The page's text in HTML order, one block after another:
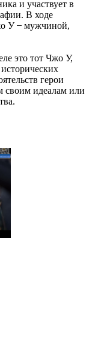
и участвует в
В ходе
У ̶ мужчиной,
назад.
это тот Чжо У,
герои
своим идеалам или